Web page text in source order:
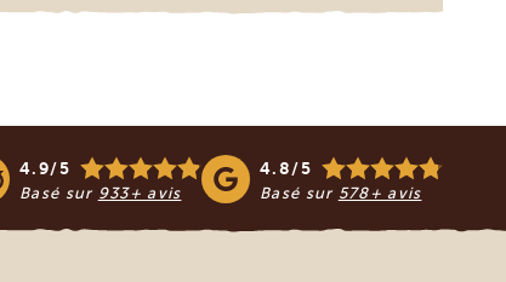
4.9/5
Basé sur 933+ avis
4.8/5
Basé sur 578+ avis